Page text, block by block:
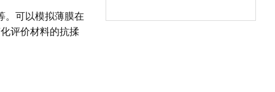
。可以模拟薄膜在
评价材料的抗揉